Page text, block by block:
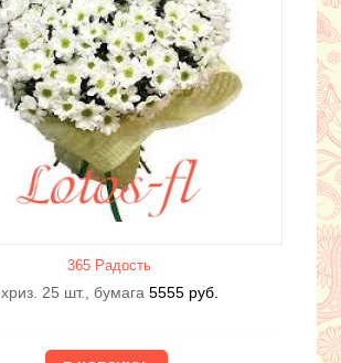
365 Радость
хриз. 25 шт., бумага 5555 руб.